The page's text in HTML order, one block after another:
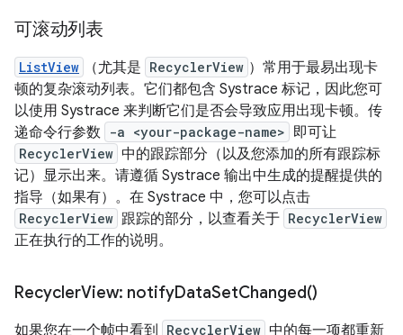
可滚动列表
ListView （尤其是 RecyclerView ）常用于最易出现卡
顿的复杂滚动列表。它们都包含 Systrace 标记，因此您可
以使用 Systrace 来判断它们是否会导致应用出现卡顿。传
递命令行参数
-a <your-package-name> 即可让
RecyclerView 中的跟踪部分（以及您添加的所有跟踪标
记）显示出来。请遵循 Systrace 输出中生成的提醒提供的
指导（如果有）。在 Systrace 中，您可以点击
RecyclerView 跟踪的部分，以查看关于 RecyclerView
正在执行的工作的说明。
RecyclerView: notifyDataSetChanged()
如果您在一个帧中看到 RecyclerView 中的每一项都重新